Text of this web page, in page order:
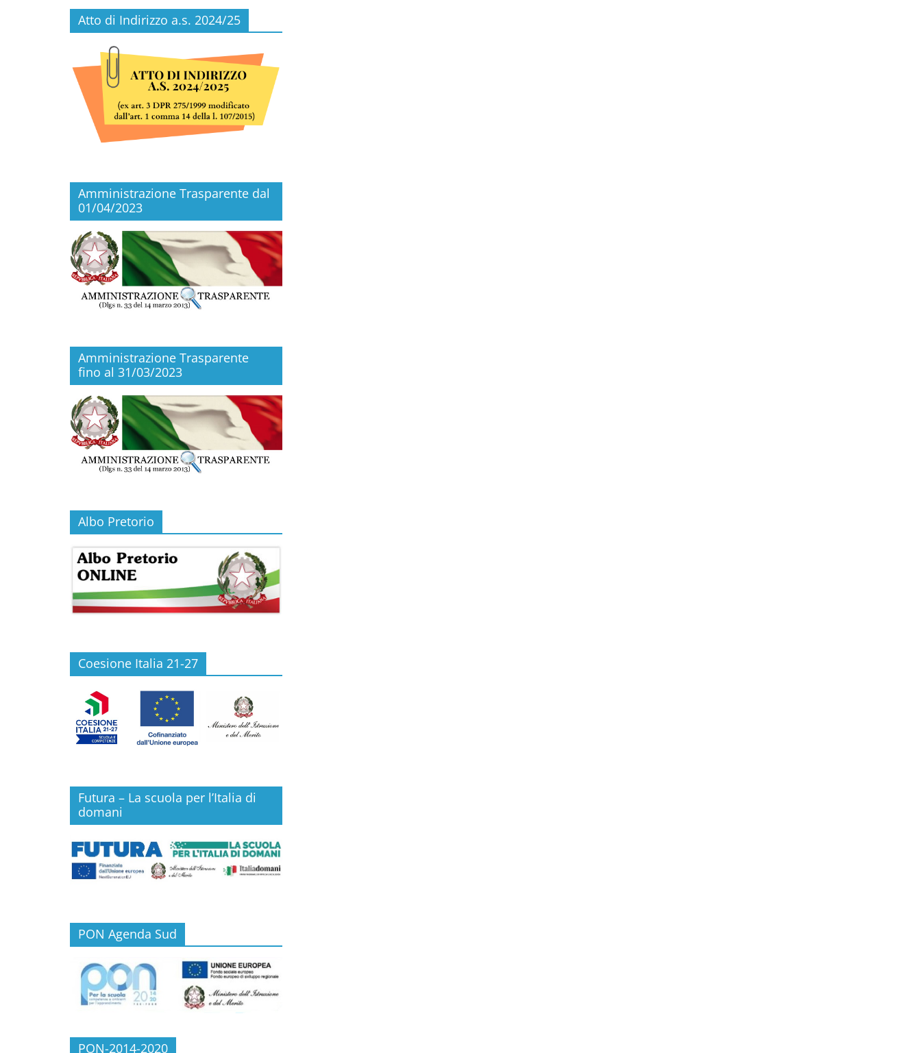
Atto di Indirizzo a.s. 2024/25
Amministrazione Trasparente dal
01/04/2023
Amministrazione Trasparente
fino al 31/03/2023
Albo Pretorio
Coesione Italia 21-27
Futura – La scuola per l’Italia di
domani
PON Agenda Sud
PON-2014-2020